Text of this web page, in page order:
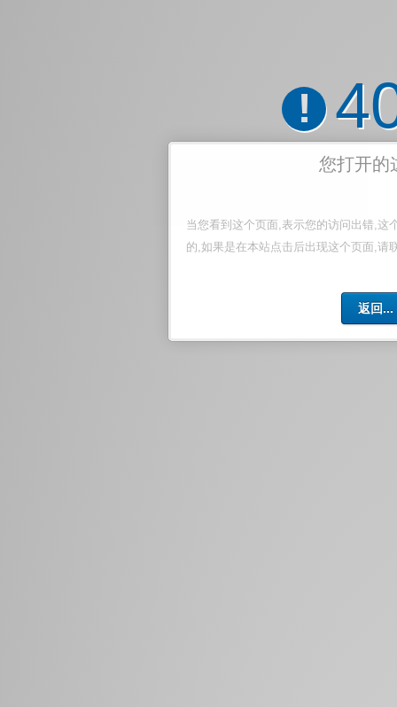
!
您打开的
当您看到这个页面,表示您的访问出错,这
的,如果是在本站点击后出现这个页面,请
返回...